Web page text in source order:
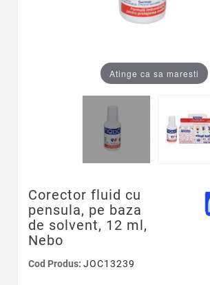
Atinge ca sa maresti
Corector fluid cu
pensula, pe baza
de solvent, 12 ml,
Nebo
Cod Produs: JOC13239